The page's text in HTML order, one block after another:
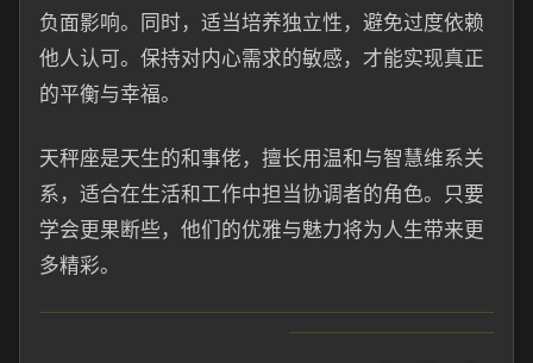
负面影响。同时，适当培养独立性，避免过度依赖
他人认可。保持对内心需求的敏感，才能实现真正
的平衡与幸福。
天秤座是天生的和事佬，擅长用温和与智慧维系关
系，适合在生活和工作中担当协调者的角色。只要
学会更果断些，他们的优雅与魅力将为人生带来更
多精彩。